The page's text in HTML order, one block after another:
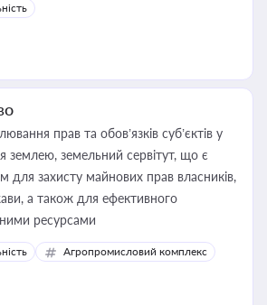
прав та обов’язків суб’єктів у
землею, земельний сервітут, що є
для захисту майнових прав власників,
а також для ефективного
ресурсами
Агропромисловий комплекс